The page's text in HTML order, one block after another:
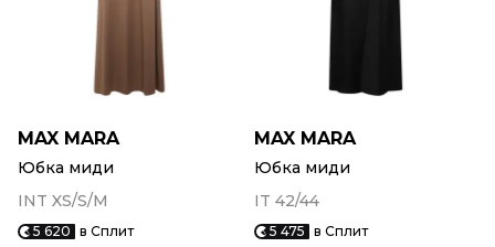
MAX MARA
Юбка миди
INT XS/S/M
5 620 в Сплит
MAX MARA
Юбка миди
IT 42/44
5 475 в Сплит